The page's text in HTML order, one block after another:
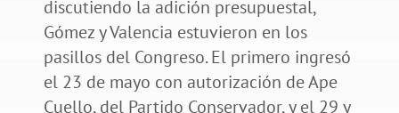
discutiendo la adición presupuestal,
Gómez y Valencia estuvieron en los
pasillos del Congreso. El primero ingresó
el 23 de mayo con autorización de Ape
Cuello, del Partido Conservador, y el 29 y